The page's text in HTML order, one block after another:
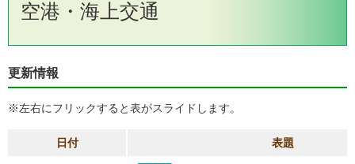
空港・海上交通
更新情報
※左右にフリックすると表がスライドします。
日付 表題